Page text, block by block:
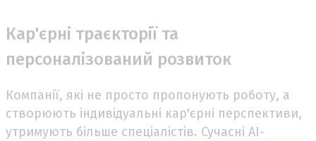
Кар'єрні траєкторії та
персоналізований розвиток
Компанії, які не просто пропонують роботу, а
створюють індивідуальні кар'єрні перспективи,
утримують більше спеціалістів. Сучасні AI-